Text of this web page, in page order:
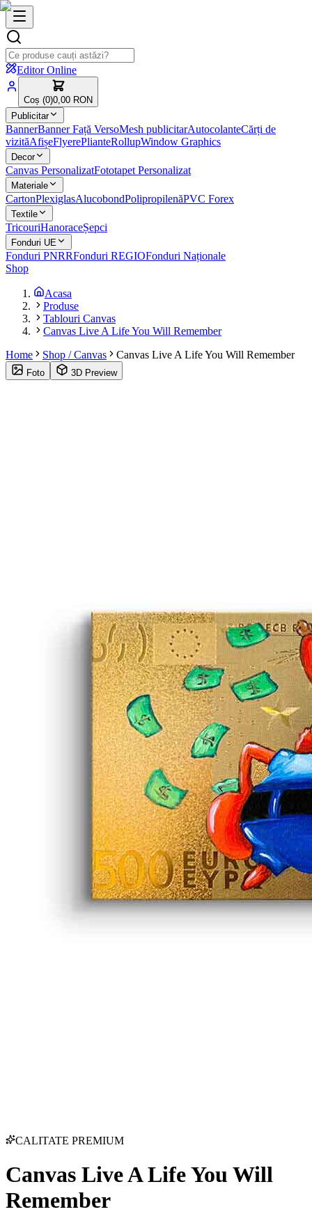
Editor Online
Coș (0)0,00 RON
Publicitar
BannerBanner Față VersoMesh publicitarAutocolanteCărți de
vizităAfișeFlyerePlianteRollupWindow Graphics
Decor
Canvas PersonalizatFototapet Personalizat
Materiale
CartonPlexiglasAlucobondPolipropilenăPVC Forex
Textile
TricouriHanoraceȘepci
Fonduri UE
Fonduri PNRRFonduri REGIOFonduri Naționale
Shop
Acasa
Produse
Tablouri Canvas
Canvas Live A Life You Will Remember
Home
Shop / Canvas Canvas Live A Life You Will Remember
Foto 3D Preview
CALITATE PREMIUM
Canvas Live A Life You Will
Remember